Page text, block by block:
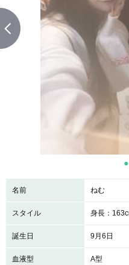
名前 ねむ
スタイル 身長：
誕生日 9月6日
血液型 A型